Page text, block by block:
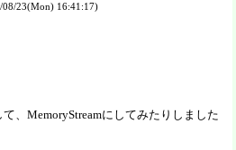
23(Mon) 16:41:17)
、MemoryStreamにしてみたりしました